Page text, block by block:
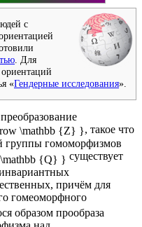
с
. Для
«Гендерные исследования».
, такое что
группы гомоморфизмов
существует
причём для
гомеоморфного
образом прообраза